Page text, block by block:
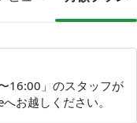
16:00」のスタッフが
お越しください。